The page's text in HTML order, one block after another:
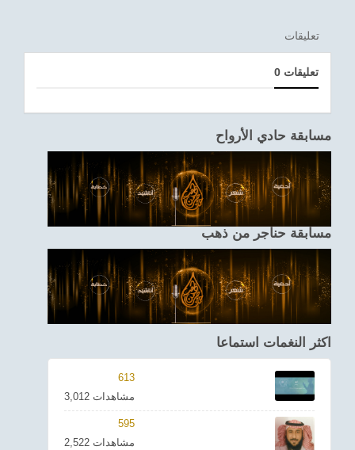
تعليقات
0 تعليقات
مسابقة حادي الأرواح
مسابقة حناجر من ذهب
اكثر النغمات استماعا
613
3,012 مشاهدات
595
2,522 مشاهدات